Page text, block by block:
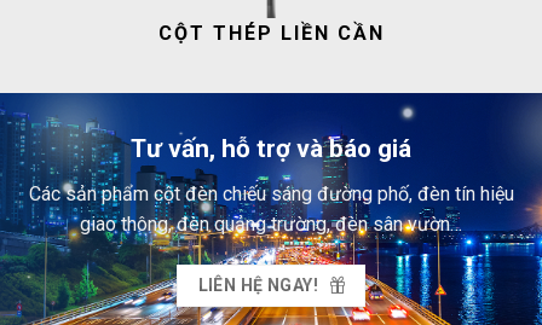
CỘT THÉP LIỀN CẦN
Tư vấn, hỗ trợ và báo giá
Các sản phẩm cột đèn chiếu sáng đường phố, đèn tín hiệu
giao thông, đèn quảng trường, đèn sân vườn…
LIÊN HỆ NGAY!